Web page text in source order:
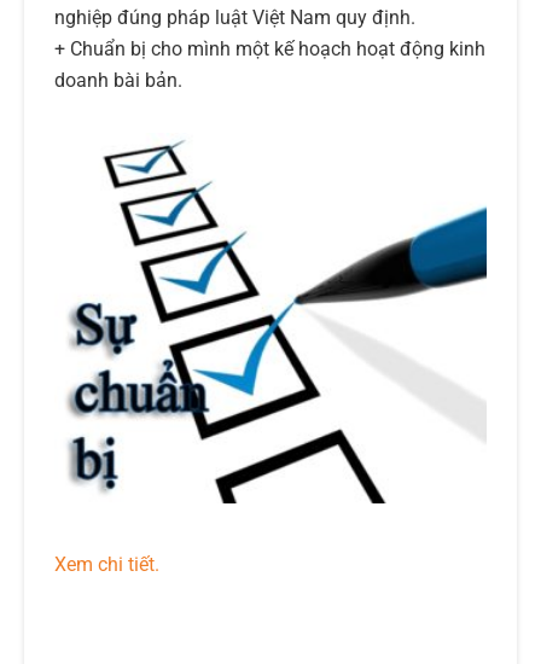
nghiệp đúng pháp luật Việt Nam quy định.
+ Chuẩn bị cho mình một kế hoạch hoạt động kinh
doanh bài bản.
Xem chi tiết.